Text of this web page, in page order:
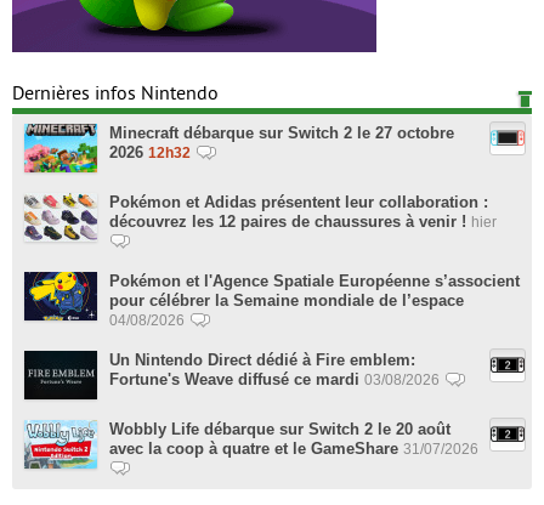
Dernières infos Nintendo
Minecraft débarque sur Switch 2 le 27 octobre
2026 12h32
Pokémon et Adidas présentent leur collaboration :
découvrez les 12 paires de chaussures à venir ! hier
Pokémon et l'Agence Spatiale Européenne s’associent
pour célébrer la Semaine mondiale de l’espace
04/08/2026
Un Nintendo Direct dédié à Fire emblem:
Fortune's Weave diffusé ce mardi 03/08/2026
Wobbly Life débarque sur Switch 2 le 20 août
avec la coop à quatre et le GameShare 31/07/2026